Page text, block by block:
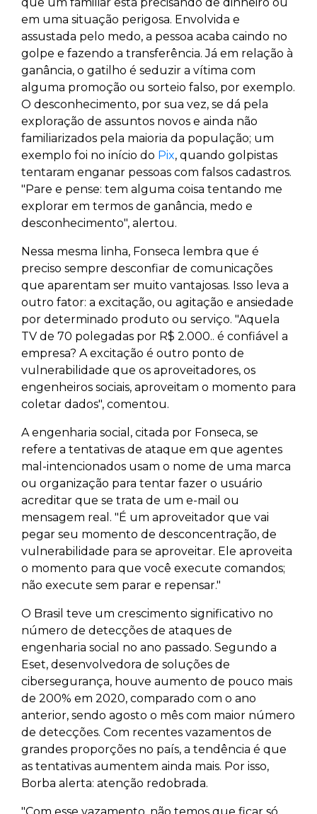
em uma situação perigosa. Envolvida e
assustada pelo medo, a pessoa acaba caindo no
golpe e fazendo a transferência. Já em relação à
ganância, o gatilho é seduzir a vítima com
alguma promoção ou sorteio falso, por exemplo.
O desconhecimento, por sua vez, se dá pela
exploração de assuntos novos e ainda não
familiarizados pela maioria da população; um
exemplo foi no início do Pix, quando golpistas
tentaram enganar pessoas com falsos cadastros.
"Pare e pense: tem alguma coisa tentando me
explorar em termos de ganância, medo e
desconhecimento", alertou.
Nessa mesma linha, Fonseca lembra que é
preciso sempre desconfiar de comunicações
que aparentam ser muito vantajosas. Isso leva a
outro fator: a excitação, ou agitação e ansiedade
por determinado produto ou serviço. "Aquela
TV de 70 polegadas por R$ 2.000.. é confiável a
empresa? A excitação é outro ponto de
vulnerabilidade que os aproveitadores, os
engenheiros sociais, aproveitam o momento para
coletar dados", comentou.
A engenharia social, citada por Fonseca, se
refere a tentativas de ataque em que agentes
mal-intencionados usam o nome de uma marca
ou organização para tentar fazer o usuário
acreditar que se trata de um e-mail ou
mensagem real. "É um aproveitador que vai
pegar seu momento de desconcentração, de
vulnerabilidade para se aproveitar. Ele aproveita
o momento para que você execute comandos;
não execute sem parar e repensar."
O Brasil teve um crescimento significativo no
número de detecções de ataques de
engenharia social no ano passado. Segundo a
Eset, desenvolvedora de soluções de
cibersegurança, houve aumento de pouco mais
de 200% em 2020, comparado com o ano
anterior, sendo agosto o mês com maior número
de detecções. Com recentes vazamentos de
grandes proporções no país, a tendência é que
as tentativas aumentem ainda mais. Por isso,
Borba alerta: atenção redobrada.